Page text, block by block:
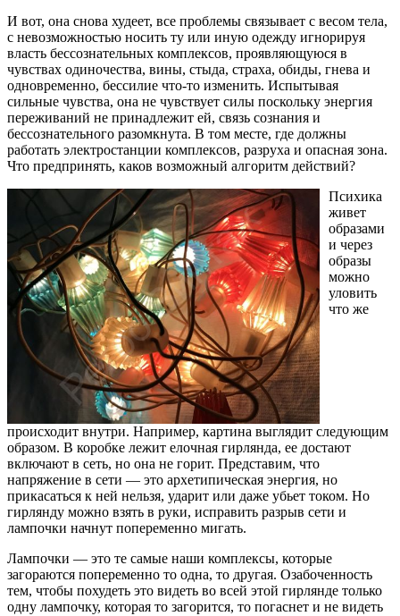
И вот, она снова худеет, все проблемы связывает с весом тела,
с невозможностью носить ту или иную одежду игнорируя
власть бессознательных комплексов, проявляющуюся в
чувствах одиночества, вины, стыда, страха, обиды, гнева и
одновременно, бессилие что-то изменить. Испытывая
сильные чувства, она не чувствует силы поскольку энергия
переживаний не принадлежит ей, связь сознания и
бессознательного разомкнута. В том месте, где должны
работать электростанции комплексов, разруха и опасная зона.
Что предпринять, каков возможный алгоритм действий?
Психика
живет
образами
и через
образы
можно
уловить
что же
происходит внутри. Например, картина выглядит следующим
образом. В коробке лежит елочная гирлянда, ее достают
включают в сеть, но она не горит. Представим, что
напряжение в сети — это архетипическая энергия, но
прикасаться к ней нельзя, ударит или даже убьет током. Но
гирлянду можно взять в руки, исправить разрыв сети и
лампочки начнут попеременно мигать.
Лампочки — это те самые наши комплексы, которые
загораются попеременно то одна, то другая. Озабоченность
тем, чтобы похудеть это видеть во всей этой гирлянде только
одну лампочку, которая то загорится, то погаснет и не видеть